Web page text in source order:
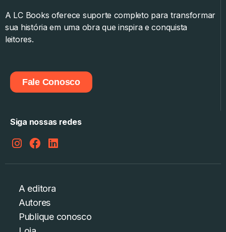
A LC Books oferece suporte completo para transformar
sua história em uma obra que inspira e conquista
leitores.
Fale Conosco
Siga nossas redes
A editora
Autores
Publique conosco